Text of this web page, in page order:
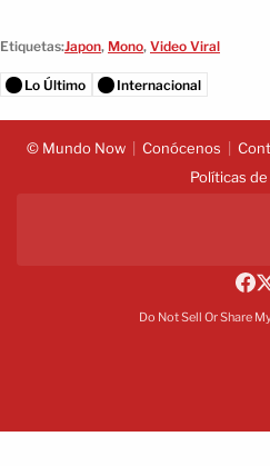
Etiquetas:Japon, Mono, Video Viral
Lo Último Internacional
© Mundo Now Conócenos
Políticas
Do Not Sell Or Share